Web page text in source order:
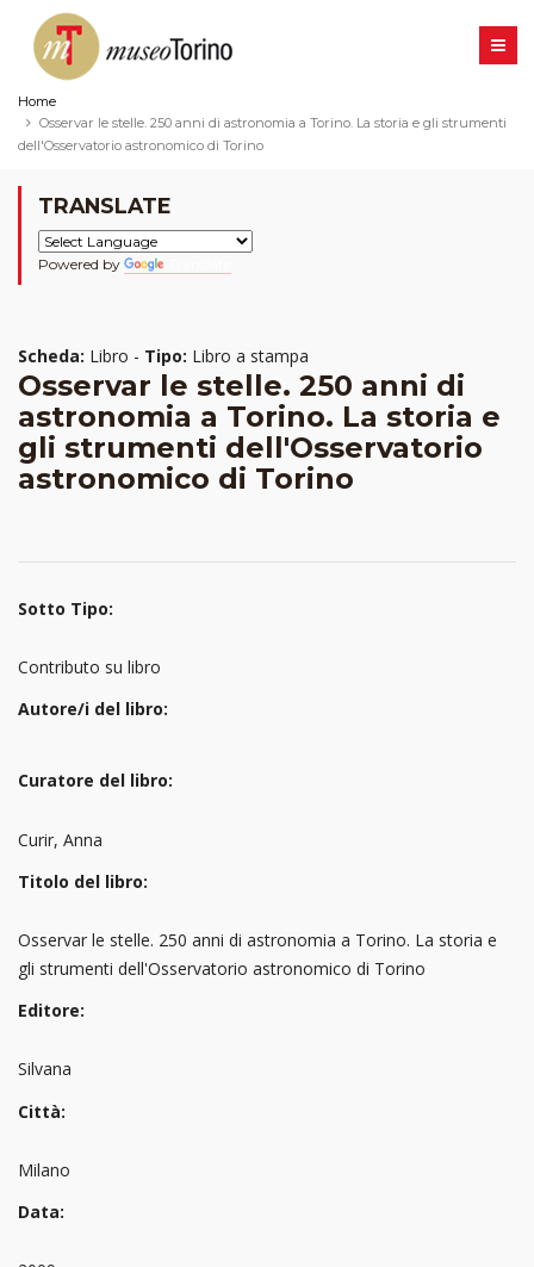
Home
Osservar le stelle. 250 anni di astronomia a Torino. La storia e gli strumenti
dell'Osservatorio astronomico di Torino
TRANSLATE
Powered by
Scheda: Libro - Tipo: Libro a stampa
Osservar le stelle. 250 anni di
astronomia a Torino. La storia e
gli strumenti dell'Osservatorio
astronomico di Torino
Sotto Tipo:
Contributo su libro
Autore/i del libro:
Curatore del libro:
Curir, Anna
Titolo del libro:
Osservar le stelle. 250 anni di astronomia a Torino. La storia e
gli strumenti dell'Osservatorio astronomico di Torino
Editore:
Silvana
Città:
Milano
Data: